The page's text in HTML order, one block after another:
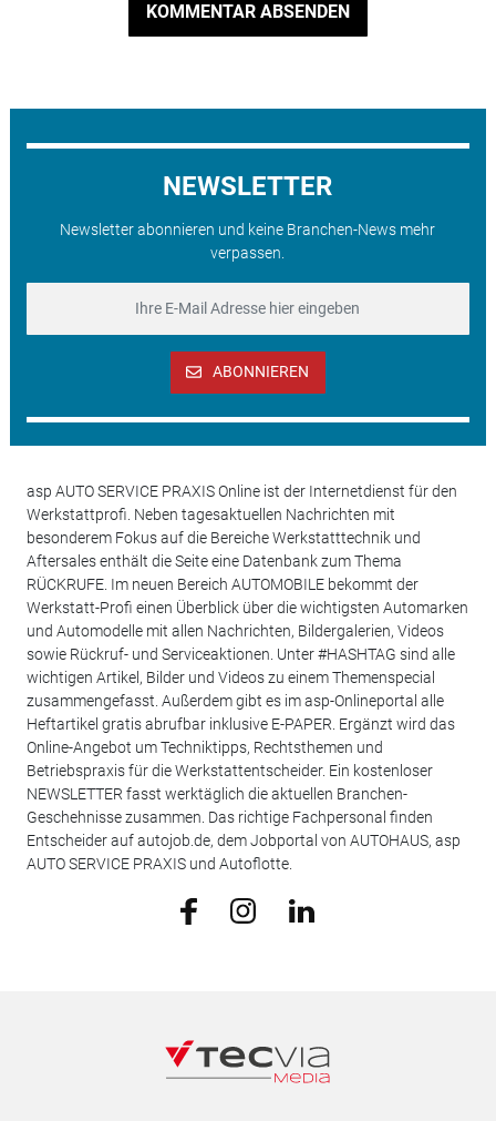
KOMMENTAR ABSENDEN
NEWSLETTER
Newsletter abonnieren und keine Branchen-News mehr
verpassen.
ABONNIEREN
asp AUTO SERVICE PRAXIS Online ist der Internetdienst für den
Werkstattprofi. Neben tagesaktuellen Nachrichten mit
besonderem Fokus auf die Bereiche Werkstatttechnik und
Aftersales enthält die Seite eine Datenbank zum Thema
RÜCKRUFE. Im neuen Bereich AUTOMOBILE bekommt der
Werkstatt-Profi einen Überblick über die wichtigsten Automarken
und Automodelle mit allen Nachrichten, Bildergalerien, Videos
sowie Rückruf- und Serviceaktionen. Unter #HASHTAG sind alle
wichtigen Artikel, Bilder und Videos zu einem Themenspecial
zusammengefasst. Außerdem gibt es im asp-Onlineportal alle
Heftartikel gratis abrufbar inklusive E-PAPER. Ergänzt wird das
Online-Angebot um Techniktipps, Rechtsthemen und
Betriebspraxis für die Werkstattentscheider. Ein kostenloser
NEWSLETTER fasst werktäglich die aktuellen Branchen-
Geschehnisse zusammen. Das richtige Fachpersonal finden
Entscheider auf autojob.de, dem Jobportal von AUTOHAUS, asp
AUTO SERVICE PRAXIS und Autoflotte.